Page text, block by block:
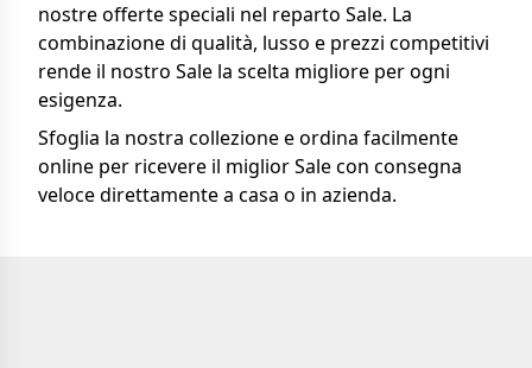
nostre offerte speciali nel reparto Sale. La
combinazione di qualità, lusso e prezzi competitivi
rende il nostro Sale la scelta migliore per ogni
esigenza.
Sfoglia la nostra collezione e ordina facilmente
online per ricevere il miglior Sale con consegna
veloce direttamente a casa o in azienda.